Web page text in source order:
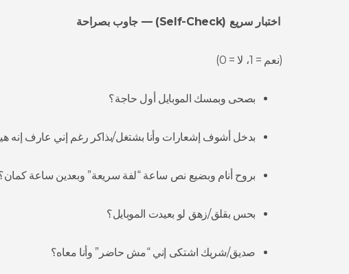
اختبار سريع (Self-Check) — جاوب بصراحة
(نعم = 1، لا = 0)
بصحى وبمسك الموبايل أول حاجة؟
بدخل أشوف إشعارات وأنا بشتغل/بذاكر رغم إني عارف إنه
بروح أنام وبضيع نص ساعة “لفة سريعة” وبعدين ساعة
بحس بقلق/زهق لو بعيدت الموبايل؟
صديق/شريك اشتكى إني “مش حاضر” وأنا معاه؟